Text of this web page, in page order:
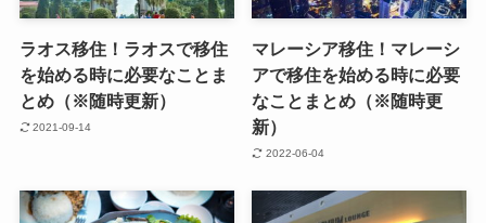
ラオス移住！ラオスで移住
を始める時に必要なことま
とめ（※随時更新）
2021-09-14
マレーシア移住！マレーシ
アで移住を始める時に必要
なことまとめ（※随時更
新）
2022-06-04